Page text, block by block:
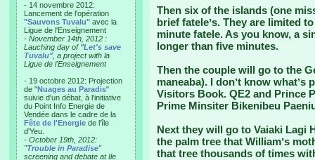
- 14 novembre 2012:
Lancement de l'opération
"Sauvons Tuvalu" avec la
Ligue de l'Enseignement
- November 14th, 2012 :
Lauching day of "Let's save
Tuvalu", a project with la
Ligue de l'Enseignement
- 19 octobre 2012: Projection
de "Nuages au Paradis"
suivie d'un débat, à l'initiative
du Point Info Energie de
Vendée dans le cadre de la
Fête de l'Energie de l'île
d'Yeu.
- October 19th, 2012:
"Trouble in Paradise"
screening and debate at Ile
Then six of the islands (one
brief fateleʼs. They are limited
minute fatele. As you know, a
longer than five minutes.
Then the couple will go to the
maneaba). I donʼt know
Visitors Book. QE2 and Prince
Prime Minsiter Bikenibeu
Next they will go to Vaiaki Lagi
the palm tree that Williamʼs
that tree thousands of times